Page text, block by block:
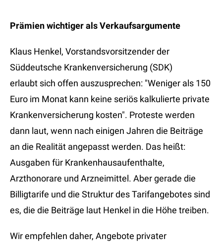
Prämien wichtiger als Verkaufsargumente
Klaus Henkel, Vorstandsvorsitzender der
Süddeutsche Krankenversicherung (SDK)
erlaubt sich offen auszusprechen: "Weniger als 150
Euro im Monat kann keine seriös kalkulierte private
Krankenversicherung kosten". Proteste werden
dann laut, wenn nach einigen Jahren die Beiträge
an die Realität angepasst werden. Das heißt:
Ausgaben für Krankenhausaufenthalte,
Arzthonorare und Arzneimittel. Aber gerade die
Billigtarife und die Struktur des Tarifangebotes sind
es, die die Beiträge laut Henkel in die Höhe treiben.
Wir empfehlen daher, Angebote privater